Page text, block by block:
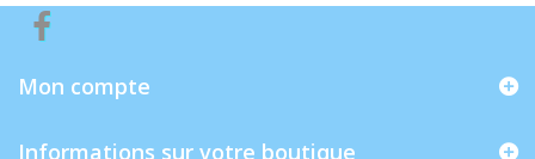
Mon compte
Informations sur votre boutique